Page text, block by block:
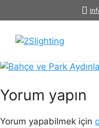
atla
bahce-park-
1393
Yorum yapın
Yorum yapabilmek için